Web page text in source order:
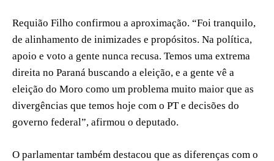
Requião Filho confirmou a aproximação. “Foi tranquilo,
de alinhamento de inimizades e propósitos. Na política,
apoio e voto a gente nunca recusa. Temos uma extrema
direita no Paraná buscando a eleição, e a gente vê a
eleição do Moro como um problema muito maior que as
divergências que temos hoje com o PT e decisões do
governo federal”, afirmou o deputado.
O parlamentar também destacou que as diferenças com o